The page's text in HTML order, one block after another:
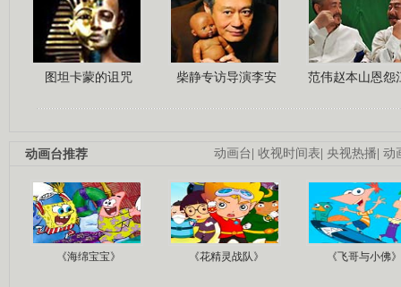
图坦卡蒙的诅咒 柴静专访导演李安 范伟赵本山恩怨
动画台| 收视时间表| 央视热播| 动
动画台推荐
《海绵宝宝》 《花精灵战队》 《飞哥与小佛》